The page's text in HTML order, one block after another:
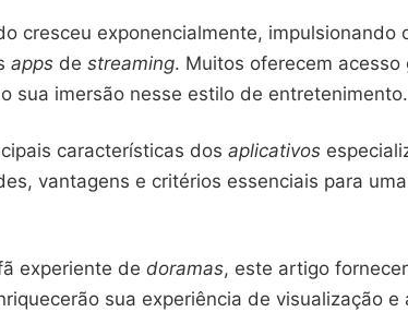
cresceu exponencialmente, impulsionando
apps de streaming. Muitos oferecem acesso
sua imersão nesse estilo de entretenimento.
características dos aplicativos
vantagens e critérios essenciais para
experiente de doramas, este artigo
sua experiência de visualização e